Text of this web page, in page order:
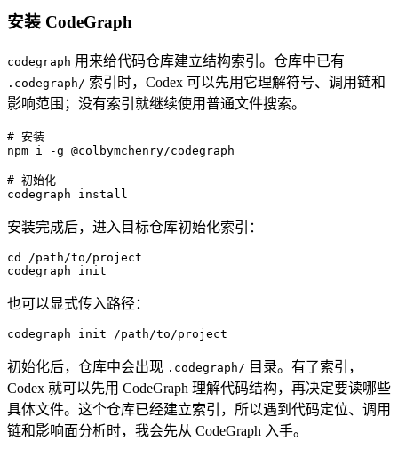
安装 CodeGraph
codegraph 用来给代码仓库建立结构索引。仓库中已有
.codegraph/ 索引时，Codex 可以先用它理解符号、调用链和
影响范围；没有索引就继续使用普通文件搜索。
# 安装
npm i -g @colbymchenry/codegraph
# 初始化
codegraph install
安装完成后，进入目标仓库初始化索引：
cd
/path/to/project
codegraph init
也可以显式传入路径：
codegraph init /path/to/project
初始化后，仓库中会出现 .codegraph/ 目录。有了索引，
Codex 就可以先用 CodeGraph 理解代码结构，再决定要读哪些
具体文件。这个仓库已经建立索引，所以遇到代码定位、调用
链和影响面分析时，我会先从 CodeGraph 入手。